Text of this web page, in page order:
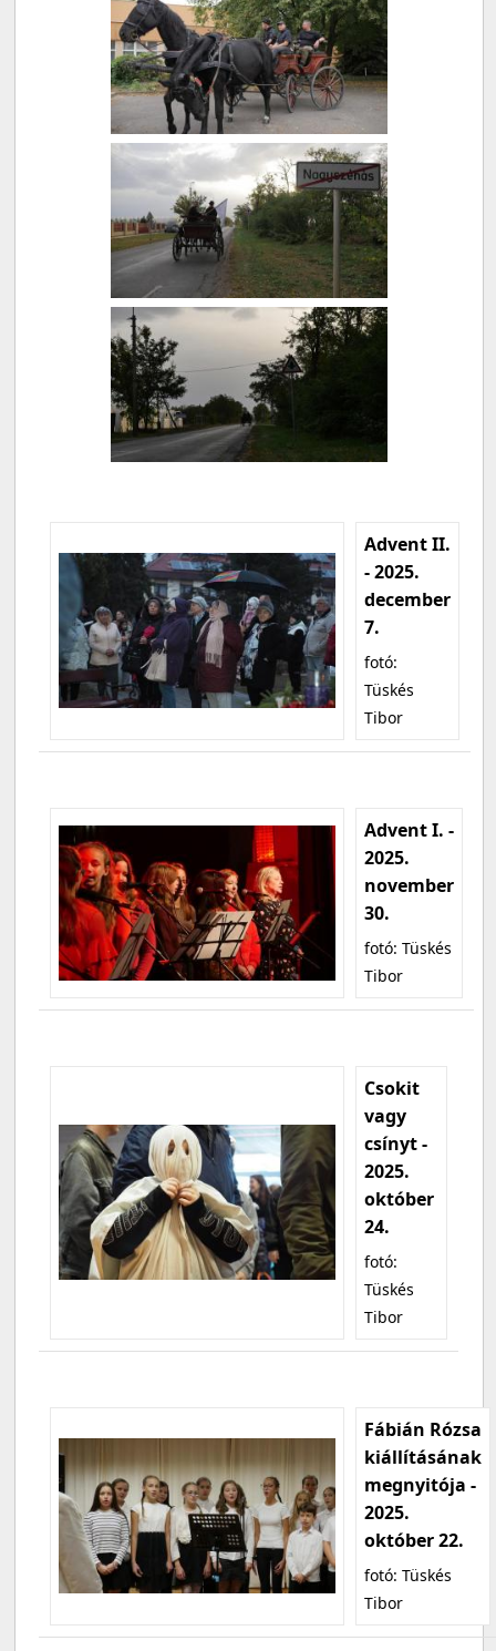
Advent II.
- 2025.
december
7.
fotó:
Tüskés
Tibor
Advent I. -
2025.
november
30.
fotó: Tüskés
Tibor
Csokit
vagy
csínyt -
2025.
október
24.
fotó:
Tüskés
Tibor
Fábián Rózsa
kiállításának
megnyitója -
2025.
október 22.
fotó: Tüskés
Tibor